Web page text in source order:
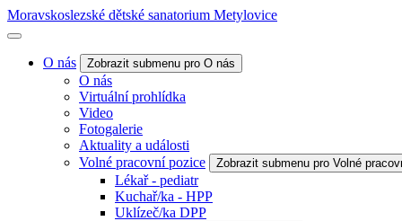
Moravskoslezské dětské sanatorium Metylovice
O nás Zobrazit submenu pro O nás
O nás
Virtuální prohlídka
Video
Fotogalerie
Aktuality a události
Volné pracovní pozice
Zobrazit submenu pro Volné
Lékař - pediatr
Kuchař/ka - HPP
Uklízeč/ka DPP